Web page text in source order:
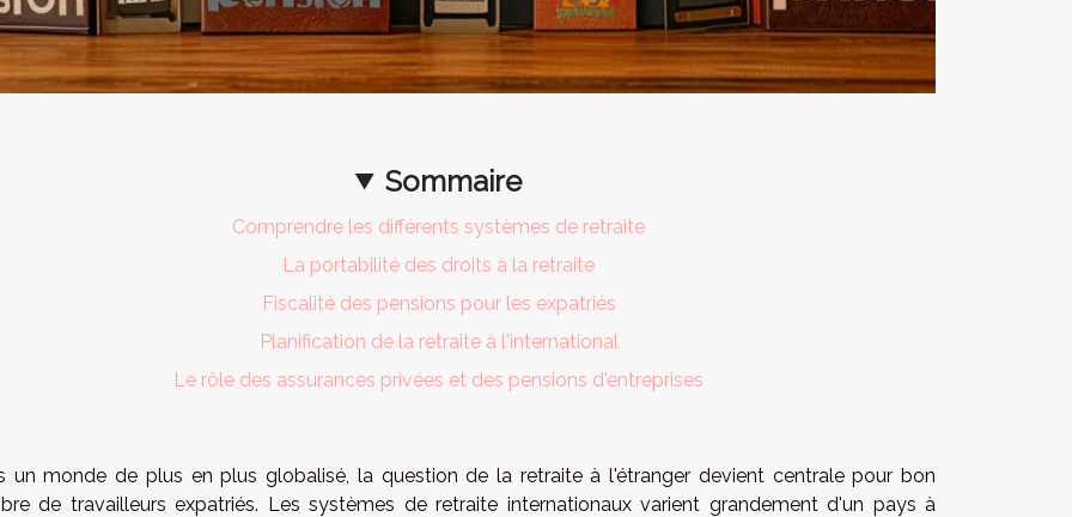
Sommaire
Comprendre les différents systèmes de retraite
La portabilité des droits à la retraite
Fiscalité des pensions pour les expatriés
Planification de la retraite à l'international
Le rôle des assurances privées et des pensions d'entreprises
un monde de plus en plus globalisé, la question de la retraite à l'étranger devient centrale pour bon
de travailleurs expatriés. Les systèmes de retraite internationaux varient grandement d'un pays à